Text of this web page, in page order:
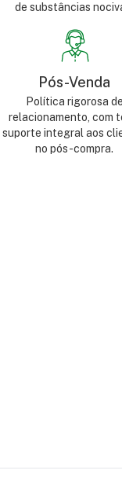
de substâncias
Pós-Venda
Política rigorosa
relacionamento, com
suporte integral aos
no pós-compra.